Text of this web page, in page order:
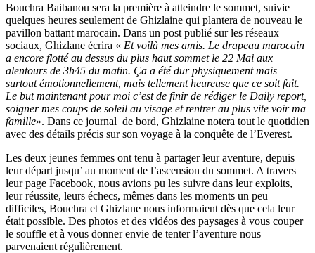
Bouchra Baibanou sera la première à atteindre le sommet, suivie
quelques heures seulement de Ghizlaine qui plantera de nouveau le
pavillon battant marocain. Dans un post publié sur les réseaux
sociaux, Ghizlane écrira « Et voilà mes amis. Le drapeau marocain
a encore flotté au dessus du plus haut sommet le 22 Mai aux
alentours de 3h45 du matin. Ça a été dur physiquement mais
surtout émotionnellement, mais tellement heureuse que ce soit fait.
Le but maintenant pour moi c’est de finir de rédiger le Daily report,
soigner mes coups de soleil au visage et rentrer au plus vite voir ma
famille». Dans ce journal de bord, Ghizlaine notera tout le quotidien
avec des détails précis sur son voyage à la conquête de l’Everest.
Les deux jeunes femmes ont tenu à partager leur aventure, depuis
leur départ jusqu’ au moment de l’ascension du sommet. A travers
leur page Facebook, nous avions pu les suivre dans leur exploits,
leur réussite, leurs échecs, mêmes dans les moments un peu
difficiles, Bouchra et Ghizlane nous informaient dès que cela leur
était possible. Des photos et des vidéos des paysages à vous couper
le souffle et à vous donner envie de tenter l’aventure nous
parvenaient régulièrement.